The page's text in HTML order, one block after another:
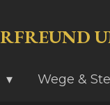
Wege &